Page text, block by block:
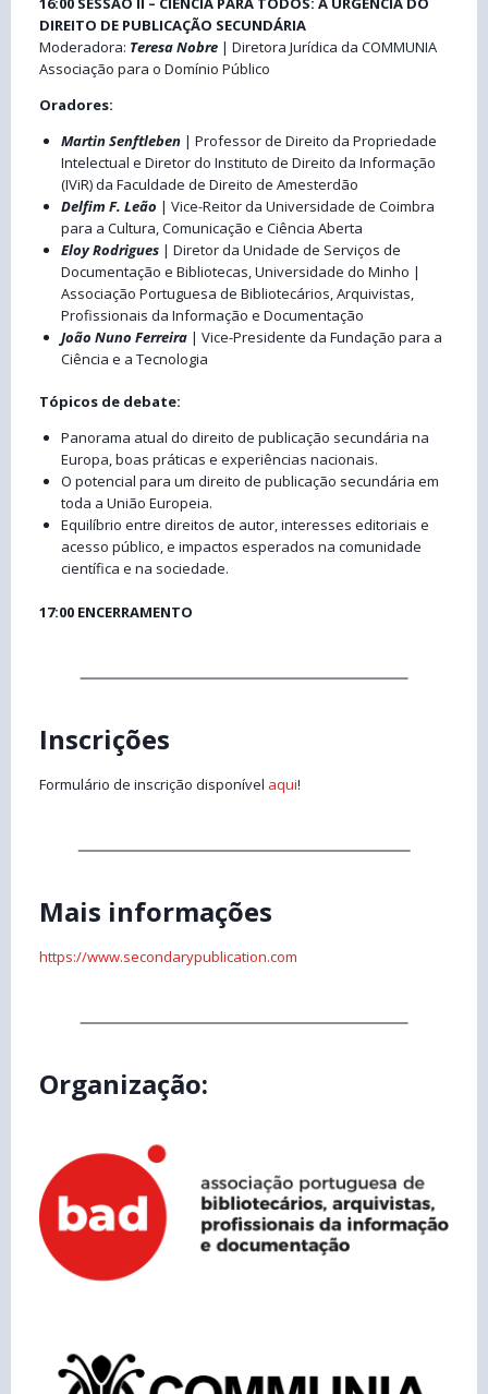
DIREITO DE PUBLICAÇÃO SECUNDÁRIA
Moderadora: Teresa Nobre | Diretora Jurídica da COMMUNIA
Associação para o Domínio Público
Oradores:
Martin Senftleben | Professor de Direito da Propriedade
Intelectual e Diretor do Instituto de Direito da Informação
(IViR) da Faculdade de Direito de Amesterdão
Delfim F. Leão | Vice-Reitor da Universidade de Coimbra
para a Cultura, Comunicação e Ciência Aberta
Eloy Rodrigues | Diretor da Unidade de Serviços de
Documentação e Bibliotecas, Universidade do Minho |
Associação Portuguesa de Bibliotecários, Arquivistas,
Profissionais da Informação e Documentação
João Nuno Ferreira| Vice-Presidente da Fundação para a
Ciência e a Tecnologia
Tópicos de debate:
Panorama atual do direito de publicação secundária na
Europa, boas práticas e experiências nacionais.
O potencial para um direito de publicação secundária em
toda a União Europeia.
Equilíbrio entre direitos de autor, interesses editoriais e
acesso público, e impactos esperados na comunidade
científica e na sociedade.
17:00 ENCERRAMENTO
Inscrições
Formulário de inscrição disponível aqui!
Mais informações
https://www.secondarypublication.com
Organização: